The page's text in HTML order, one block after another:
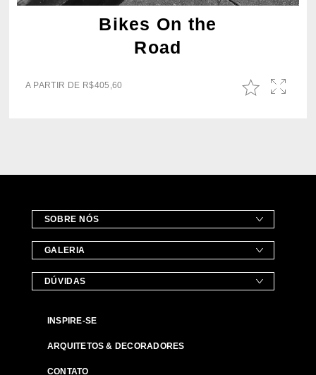
Bikes On the
Road
A PARTIR DE R$405,60
SOBRE NÓS
GALERIA
DÚVIDAS
INSPIRE-SE
ARQUITETOS & DECORADORES
CONTATO